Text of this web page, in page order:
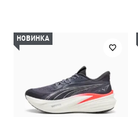
НОВИНКА